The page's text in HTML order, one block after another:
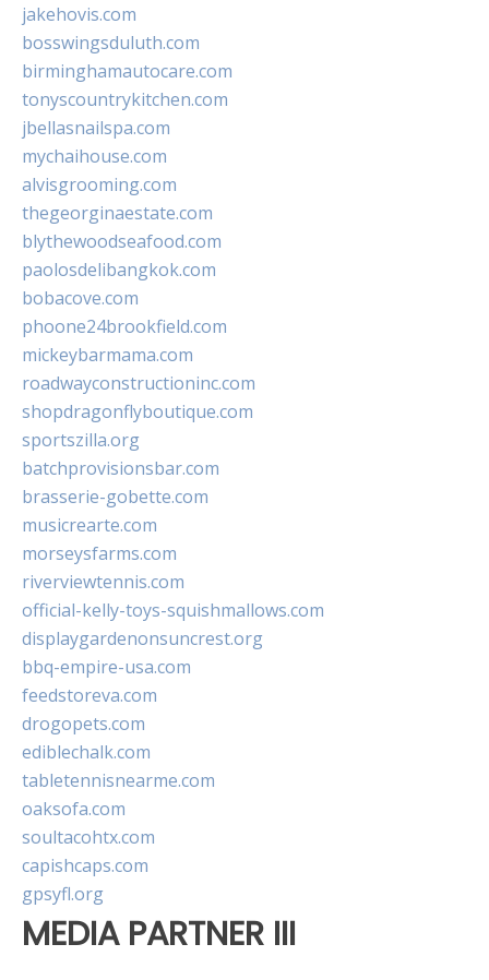
jakehovis.com
bosswingsduluth.com
birminghamautocare.com
tonyscountrykitchen.com
jbellasnailspa.com
mychaihouse.com
alvisgrooming.com
thegeorginaestate.com
blythewoodseafood.com
paolosdelibangkok.com
bobacove.com
phoone24brookfield.com
mickeybarmama.com
roadwayconstructioninc.com
shopdragonflyboutique.com
sportszilla.org
batchprovisionsbar.com
brasserie-gobette.com
musicrearte.com
morseysfarms.com
riverviewtennis.com
official-kelly-toys-squishmallows.com
displaygardenonsuncrest.org
bbq-empire-usa.com
feedstoreva.com
drogopets.com
ediblechalk.com
tabletennisnearme.com
oaksofa.com
soultacohtx.com
capishcaps.com
gpsyfl.org
MEDIA PARTNER III